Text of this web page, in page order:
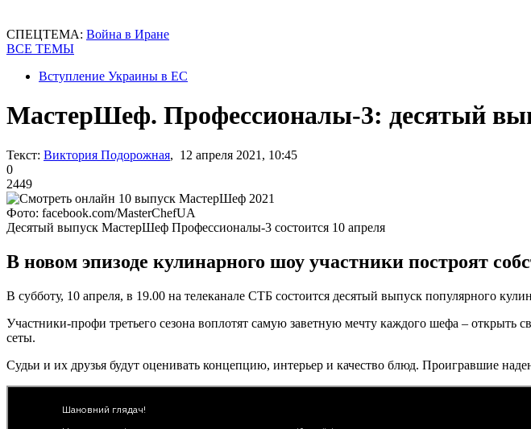
СПЕЦТЕМА: Война в Иране
ВСЕ ТЕМЫ
Вступление Украины в ЕС
МастерШеф. Профессионалы-3: десятый
Текст: Виктория Подорожная, 12 апреля 2021, 10:45
0
2449
Фото: facebook.com/MasterChefUA
Десятый выпуск МастерШеф Профессионалы-3 состоится 10 апреля
В новом эпизоде кулинарного шоу участники построят
В субботу, 10 апреля, в 19.00 на телеканале СТБ состоится десятый выпуск популярного
Участники-профи третьего сезона воплотят самую заветную мечту каждого шефа – открыть
сеты.
Судьи и их друзья будут оценивать концепцию, интерьер и качество блюд. Проигравшие